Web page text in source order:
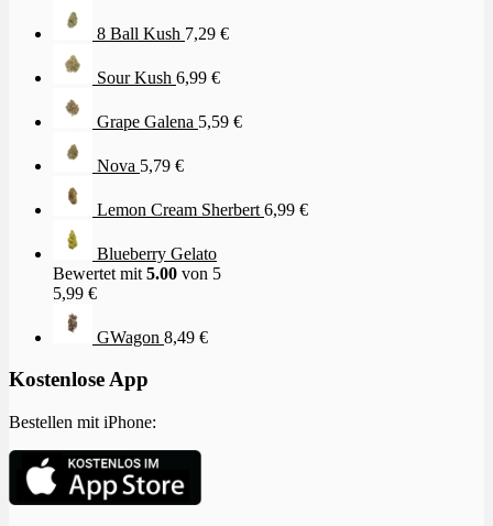
8 Ball Kush 7,29 €
Sour Kush 6,99 €
Grape Galena 5,59 €
Nova 5,79 €
Lemon Cream Sherbert 6,99 €
Blueberry Gelato
Bewertet mit 5.00 von 5
5,99 €
GWagon 8,49 €
Kostenlose App
Bestellen mit iPhone: